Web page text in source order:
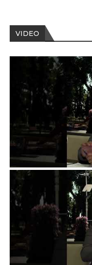
VIDEO